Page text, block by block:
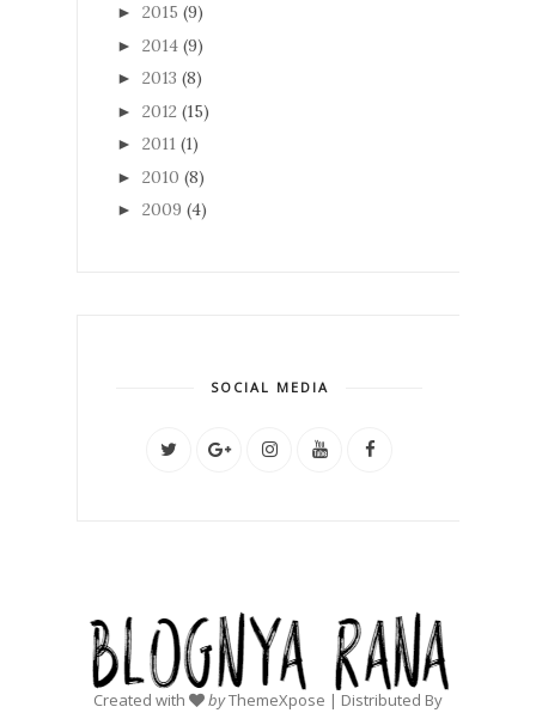
► 2015 (9)
► 2014 (9)
► 2013 (8)
► 2012 (15)
► 2011 (1)
► 2010 (8)
► 2009 (4)
SOCIAL MEDIA
Created with byThemeXpose | Distributed By